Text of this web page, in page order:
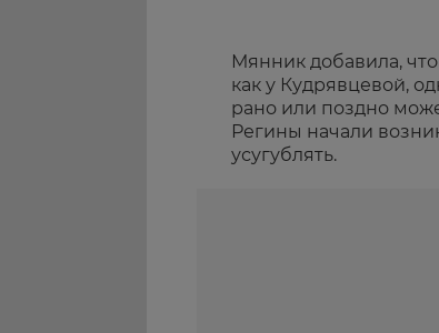
Мянник добавила,
как у Кудрявцевой,
рано или поздно
Регины начали
усугублять.